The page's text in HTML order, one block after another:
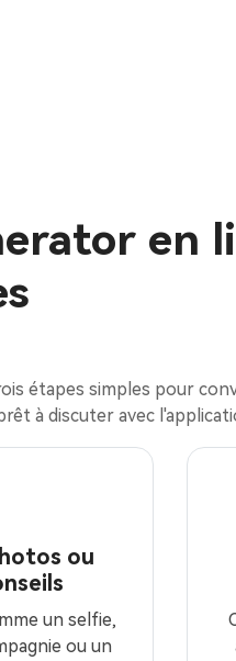
en
étapes simples pour
à discuter avec
ou
un selfie,
ou un